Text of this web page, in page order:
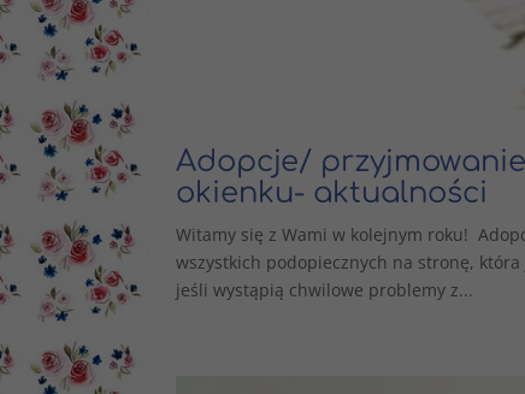
Adopcje/
okienku- aktualności
Witamy się z Wami w kolejnym roku!
wszystkich podopiecznych na stronę,
jeśli wystąpią chwilowe problemy z...